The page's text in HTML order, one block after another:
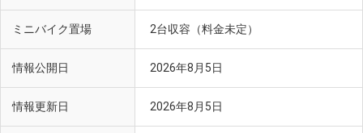
ミニバイク置場 2台収容（料金未定）
情報公開日 2026年8月5日
情報更新日 2026年8月5日